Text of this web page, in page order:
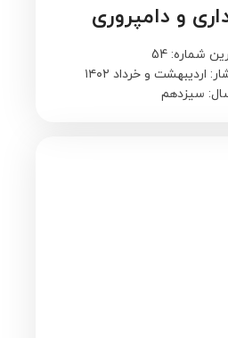
و دامپروری
شماره: 54
اردیبهشت و خرداد ۱۴۰۲
سیزدهم